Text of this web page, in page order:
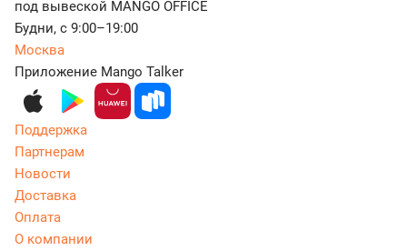
под вывеской MANGO OFFICE
Будни, с 9:00–19:00
Москва
Приложение Mango Talker
Поддержка
Партнерам
Новости
Доставка
Оплата
О компании